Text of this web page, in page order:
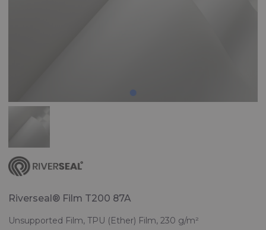
Riverseal® Film T200 87A
Unsupported Film, TPU (Ether) Film, 230 g/m²